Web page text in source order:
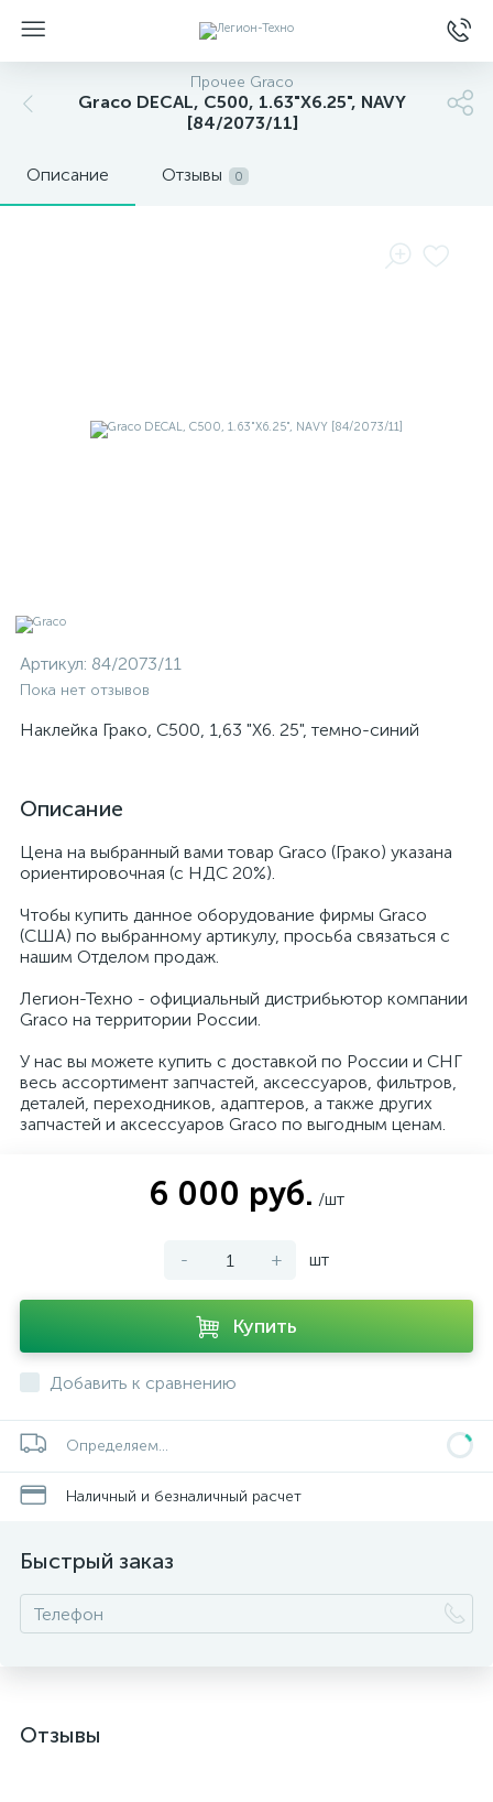
Прочее Graco
Graco DECAL, C500, 1.63"X6.25", NAVY
[84/2073/11]
Описание Отзывы 0
Артикул: 84/2073/11
Пока нет отзывов
Наклейка Грако, C500, 1,63 "X6. 25", темно-синий
Описание
Цена на выбранный вами товар Graco (Грако) указана
ориентировочная (с НДС 20%).
Чтобы купить данное оборудование фирмы Graco
(США) по выбранному артикулу, просьба связаться с
нашим Отделом продаж.
Легион-Техно - официальный дистрибьютор компании
Graco на территории России.
У нас вы можете купить с доставкой по России и СНГ
весь ассортимент запчастей, аксессуаров, фильтров,
деталей, переходников, адаптеров, а также других
запчастей и аксессуаров Graco по выгодным ценам.
6 000 руб. /шт
- + шт
Купить
Добавить к сравнению
Определяем...
Наличный и безналичный расчет
Быстрый заказ
Отзывы